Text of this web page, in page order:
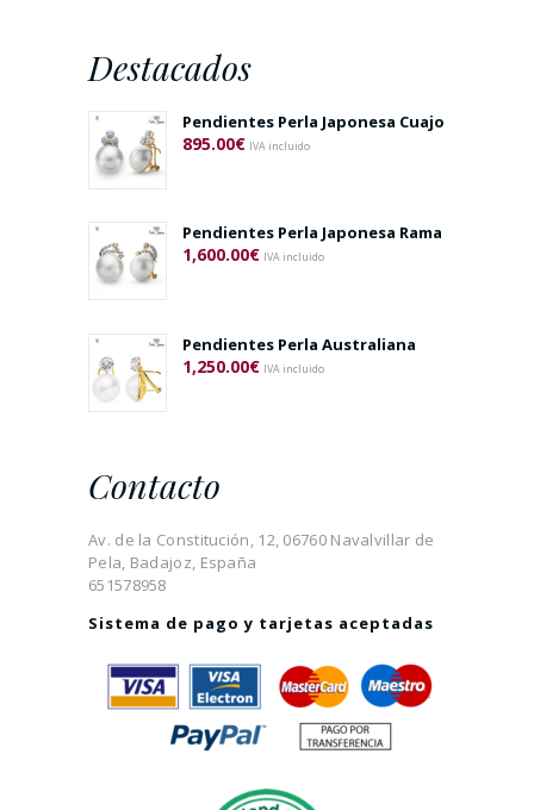
Destacados
Pendientes Perla Japonesa Cuajo
895.00€ IVA incluido
Pendientes Perla Japonesa Rama
1,600.00€ IVA incluido
Pendientes Perla Australiana
1,250.00€ IVA incluido
Contacto
Av. de la Constitución, 12, 06760 Navalvillar de
Pela, Badajoz, España
651578958
Sistema de pago y tarjetas aceptadas